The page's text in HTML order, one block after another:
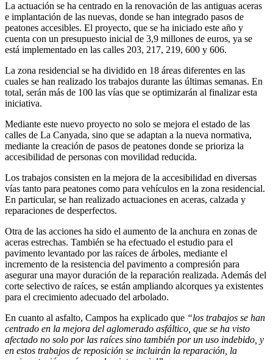
La actuación se ha centrado en la renovación de las antiguas aceras
e implantación de las nuevas, donde se han integrado pasos de
peatones accesibles. El proyecto, que se ha iniciado este año y
cuenta con un presupuesto inicial de 3,9 millones de euros, ya se
está implementado en las calles 203, 217, 219, 600 y 606.
La zona residencial se ha dividido en 18 áreas diferentes en las
cuales se han realizado los trabajos durante las últimas semanas. En
total, serán más de 100 las vías que se optimizarán al finalizar esta
iniciativa.
Mediante este nuevo proyecto no solo se mejora el estado de las
calles de La Canyada, sino que se adaptan a la nueva normativa,
mediante la creación de pasos de peatones donde se prioriza la
accesibilidad de personas con movilidad reducida.
Los trabajos consisten en la mejora de la accesibilidad en diversas
vías tanto para peatones como para vehículos en la zona residencial.
En particular, se han realizado actuaciones en aceras, calzada y
reparaciones de desperfectos.
Otra de las acciones ha sido el aumento de la anchura en zonas de
aceras estrechas. También se ha efectuado el estudio para el
pavimento levantado por las raíces de árboles, mediante el
incremento de la resistencia del pavimento a compresión para
asegurar una mayor duración de la reparación realizada. Además del
corte selectivo de raíces, se están ampliando alcorques ya existentes
para el crecimiento adecuado del arbolado.
En cuanto al asfalto, Campos ha explicado que “los trabajos se han
centrado en la mejora del aglomerado asfáltico, que se ha visto
afectado no solo por las raíces sino también por un uso indebido, y
en estos trabajos de reposición se incluirán la reparación, la